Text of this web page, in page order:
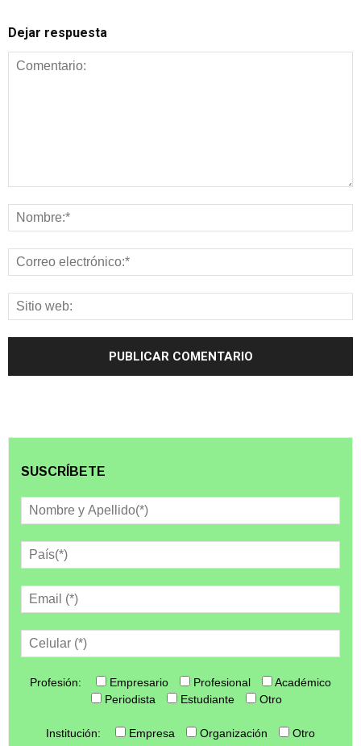
Dejar respuesta
SUSCRÍBETE
Profesión: Empresario Profesional
Académico
Periodista
Estudiante Otro
Institución: Empresa Organización Otro